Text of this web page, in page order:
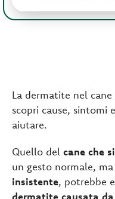
La dermatite nel cane
scopri cause, sintomi
aiutare.
Quello del cane che
un gesto normale, ma
insistente, potrebbe
dermatite causata